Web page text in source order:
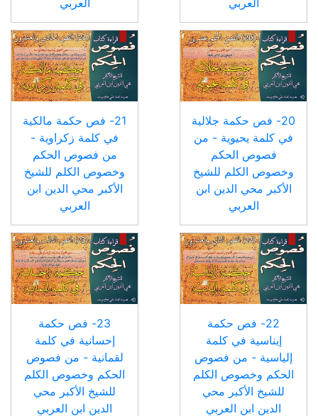
20- فص حكمة جلالية
في كلمة يحيوية - من
فصوص الحكم
وخصوص الكلم للشيخ
الأكبر محي الدين ابن
العربي
21- فص حكمة مالكية
في كلمة زكراوية -
من فصوص الحكم
وخصوص الكلم للشيخ
الأكبر محي الدين ابن
العربي
22- فص حكمة
إيناسية في كلمة
إلياسية - من فصوص
الحكم وخصوص الكلم
للشيخ الأكبر محي
الدين ابن العربي
23- فص حكمة
إحسانية في كلمة
لقمانية - من فصوص
الحكم وخصوص الكلم
للشيخ الأكبر محي
الدين ابن العربي